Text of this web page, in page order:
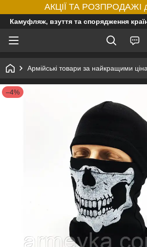
АКЦІЇ ТА РОЗПРОДАЖІ
Камуфляж, взуття та спорядження
Армійські товари за найкращими
–4%